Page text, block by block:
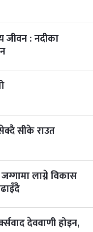
जीवन : नदीका
सीके राउत
लाग्ने विकास
देववाणी होइन,